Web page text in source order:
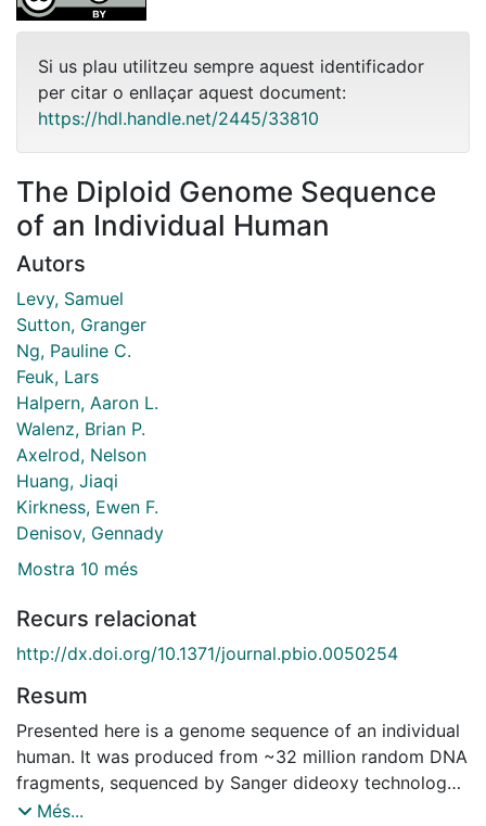
Si us plau utilitzeu sempre aquest identificador
per citar o enllaçar aquest document:
https://hdl.handle.net/2445/33810
The Diploid Genome Sequence
of an Individual Human
Autors
Levy, Samuel
Sutton, Granger
Ng, Pauline C.
Feuk, Lars
Halpern, Aaron L.
Walenz, Brian P.
Axelrod, Nelson
Huang, Jiaqi
Kirkness, Ewen F.
Denisov, Gennady
Mostra 10 més
Recurs relacionat
http://dx.doi.org/10.1371/journal.pbio.0050254
Resum
Presented here is a genome sequence of an individual
human. It was produced from ~32 million random DNA
fragments, sequenced by Sanger dideoxy technology
and assembled into 4,528 scaffolds, comprising 2,810
Més...